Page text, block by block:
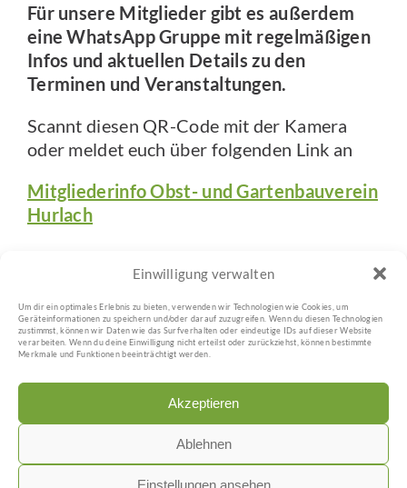
Einwilligung verwalten
Um dir ein optimales Erlebnis zu bieten, verwenden wir Technologien wie Cookies, um
Geräteinformationen zu speichern und/oder darauf zuzugreifen. Wenn du diesen Technologien
zustimmst, können wir Daten wie das Surfverhalten oder eindeutige IDs auf dieser Website
verarbeiten. Wenn du deine Einwilligung nicht erteilst oder zurückziehst, können bestimmte
Merkmale und Funktionen beeinträchtigt werden.
Akzeptieren
Ablehnen
Einstellungen ansehen
Für unsere Mitglieder gibt es außerdem
eine WhatsApp Gruppe mit regelmäßigen
Infos und aktuellen Details zu den
Terminen und Veranstaltungen.
Scannt diesen QR-Code mit der Kamera
oder meldet euch über folgenden Link an
Mitgliederinfo Obst- und Gartenbauverein
Hurlach
IMPRESSUM
DATENSCHUTZ
COOKIE-RICHTLINIE (EU)